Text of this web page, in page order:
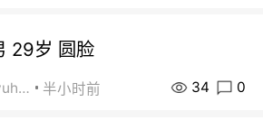
29岁 圆脸
elabed yuhua 半小时前 34 0